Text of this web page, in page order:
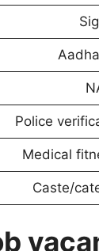
Police
Medical
Caste/